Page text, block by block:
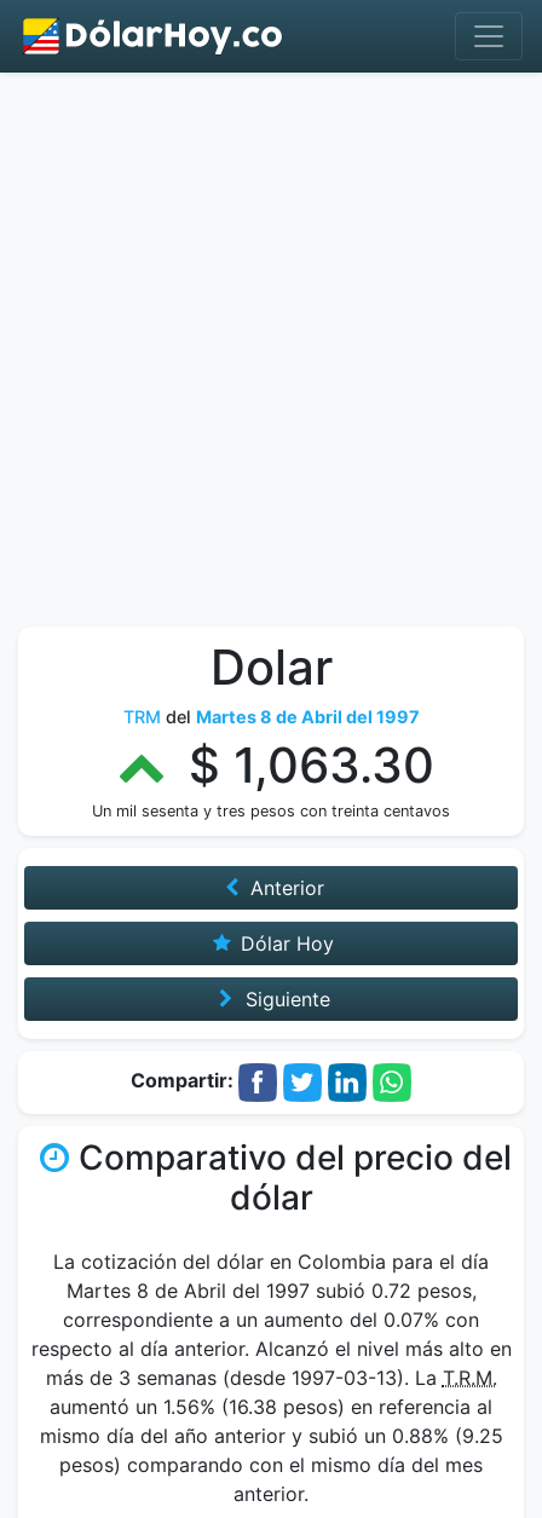
Dolar
TRM del Martes 8 de Abril del 1997
$ 1,063.30
Un mil sesenta y tres pesos con treinta centavos
Anterior
Dólar Hoy
Siguiente
Compartir:
Comparativo del precio del
dólar
La cotización del dólar en Colombia para el día
Martes 8 de Abril del 1997 subió 0.72 pesos,
correspondiente a un aumento del 0.07% con
respecto al día anterior. Alcanzó el nivel más alto en
más de 3 semanas (desde 1997-03-13). La T.R.M.
aumentó un 1.56% (16.38 pesos) en referencia al
mismo día del año anterior y subió un 0.88% (9.25
pesos) comparando con el mismo día del mes
anterior.